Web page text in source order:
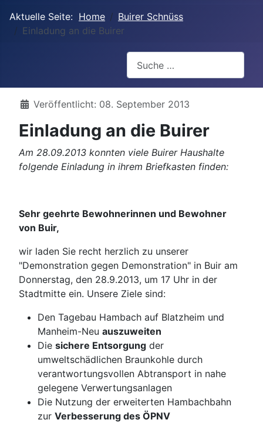
Aktuelle Seite: Home
Buirer Schnüss
Einladung an die Buirer
Details
Veröffentlicht: 08. September 2013
Einladung an die Buirer
Am 28.09.2013 konnten viele Buirer Haushalte
folgende Einladung in ihrem Briefkasten finden:
Sehr geehrte Bewohnerinnen und Bewohner
von Buir,
wir laden Sie recht herzlich zu unserer
"Demonstration gegen Demonstration" in Buir am
Donnerstag, den 28.9.2013, um 17 Uhr in der
Stadtmitte ein. Unsere Ziele sind:
Den Tagebau Hambach auf Blatzheim und
Manheim-Neu auszuweiten
Die sichere Entsorgung der
umweltschädlichen Braunkohle durch
verantwortungsvollen Abtransport in nahe
gelegene Verwertungsanlagen
Die Nutzung der erweiterten Hambachbahn
zur Verbesserung des ÖPNV